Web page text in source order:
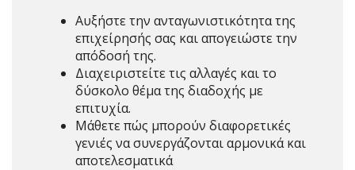
Αυξήστε την ανταγωνιστικότητα της
επιχείρησής σας και απογειώστε την
απόδοσή της.
Διαχειριστείτε τις αλλαγές και το
δύσκολο θέμα της διαδοχής με
επιτυχία.
Μάθετε πώς μπορούν διαφορετικές
γενιές να συνεργάζονται αρμονικά και
αποτελεσματικά